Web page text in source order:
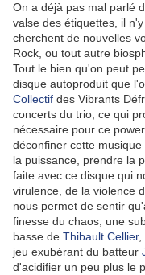
On a déjà pas mal parlé
valse des étiquettes, il
cherchent de nouvelles
Rock, ou tout autre
Tout le bien qu'on peut
disque autoproduit que
Collectif des Vibrants
concerts du trio, ce qui
nécessaire pour ce
déconfiner cette
la puissance, prendre la
faite avec ce disque qui
virulence, de la violence
nous permet de sentir
finesse du chaos, une
basse de Thibault Cellier,
jeu exubérant du batteur
d'acidifier un peu plus le